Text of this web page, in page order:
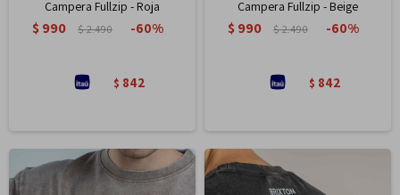
Campera Fullzip - Roja
$990 $2.490 60
$ 842
Campera Fullzip - Beige
$990 $2.490 60
$ 842